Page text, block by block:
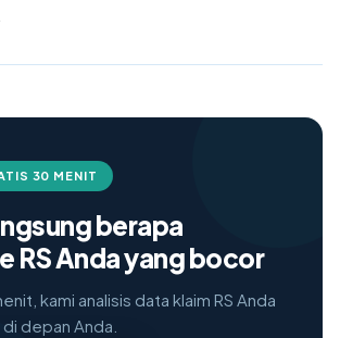
30 MENIT
berapa
RS Anda yang bocor
kami analisis data klaim RS Anda
depan Anda.